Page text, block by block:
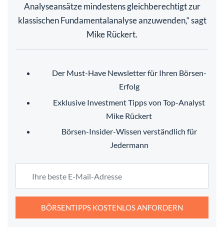
Analyseansätze mindestens gleichberechtigt zur
klassischen Fundamentalanalyse anzuwenden,“ sagt
Mike Rückert.
Der Must-Have Newsletter für Ihren Börsen-
Erfolg
Exklusive Investment Tipps von Top-Analyst
Mike Rückert
Börsen-Insider-Wissen verständlich für
Jedermann
BÖRSENTIPPS KOSTENLOS ANFORDERN